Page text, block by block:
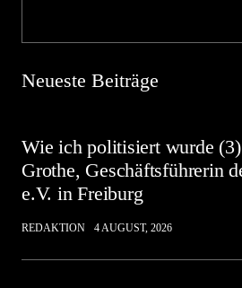
Neueste Beiträge
Wie ich politisiert wurde
Grothe, Geschäftsführerin
e.V. in Freiburg
REDAKTION 4 AUGUST, 2026